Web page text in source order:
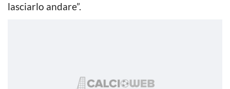
lasciarlo andare”.